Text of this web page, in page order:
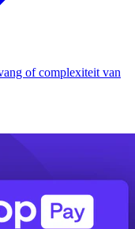
of complexiteit van